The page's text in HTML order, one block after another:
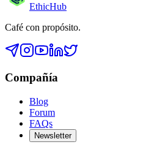
EthicHub
Café con propósito.
Compañía
Blog
Forum
FAQs
Newsletter